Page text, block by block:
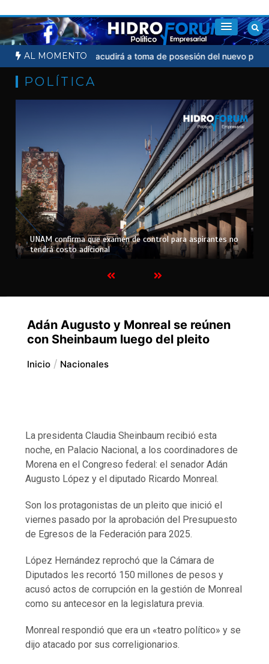
al
contenido
AL MOMENTO
Sheinbaum no acudirá a toma de posesión del nuevo
POLÍTICA
UNAM confirma que examen de control para aspirantes no
tendrá costo adicional
Adán Augusto y Monreal se reúnen
con Sheinbaum luego del pleito
Inicio Nacionales
La presidenta Claudia Sheinbaum recibió esta
noche, en Palacio Nacional, a los coordinadores de
Morena en el Congreso federal: el senador Adán
Augusto López y el diputado Ricardo Monreal.
Son los protagonistas de un pleito que inició el
viernes pasado por la aprobación del Presupuesto
de Egresos de la Federación para 2025.
López Hernández reprochó que la Cámara de
Diputados les recortó 150 millones de pesos y
acusó actos de corrupción en la gestión de Monreal
como su antecesor en la legislatura previa.
Monreal respondió que era un «teatro político» y se
dijo atacado por sus correligionarios.